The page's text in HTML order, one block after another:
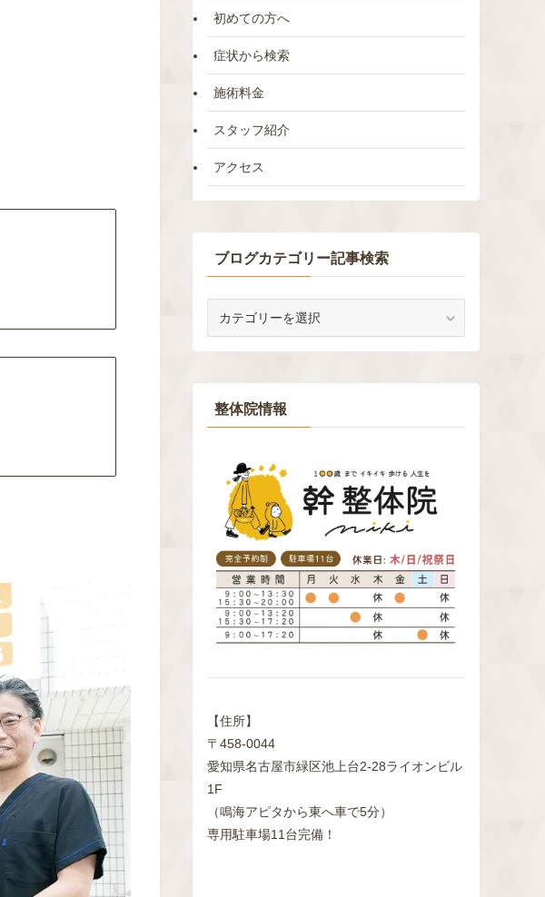
初めての方へ
症状から検索
施術料金
スタッフ紹介
アクセス
ブログカテゴリー記事検索
テ
ゴ
リ
整体院情報
【住所】
〒458-0044
愛知県名古屋市緑区池上台2‐28ライオンビル
1F
（鳴海アピタから東へ車で5分）
専用駐車場11台完備！